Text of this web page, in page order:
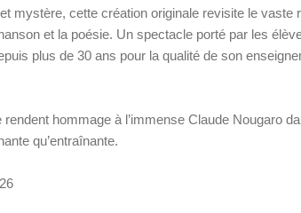
mystère, cette création originale revisite le vaste
et la poésie. Un spectacle porté par les
plus de 30 ans pour la qualité de son
hommage à l’immense Claude Nougaro
qu’entraînante.